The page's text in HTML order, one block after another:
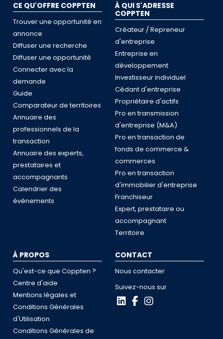
CE QU'OFFRE COPPTEN
Trouver une opportunité en
annonce
Diffuser une recherche
Diffuser une opportunité
Connecter avec la
demande
Guide
Comparateur de territoires
Annuaire des
professionnels de la
transaction
Annuaire des experts,
prestataires et
accompagnants
Calendrier des
événements
À QUI S'ADRESSE
COPPTEN
Créateur / Repreneur
d'entreprise
Entreprise en
développement
Investisseur individuel
Cédant d'entreprise
Propriétaire d'actifs
Pro en transmission
d'entreprise (M&A)
Pro en transaction de
fonds de commerce &
commerces
Pro en transaction
d'immobilier d'entreprise
Franchiseur
Expert, prestataire ou
accompagnant
Territoire
À PROPOS
Qu'est-ce que Coppten ?
Centre d'aide
Mentions légales et
Conditions Générales
d'Utilisation
Conditions Générales de
CONTACT
Nous contacter
Suivez-nous sur